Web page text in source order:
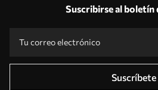
Suscribirse al boletín
Suscríbete